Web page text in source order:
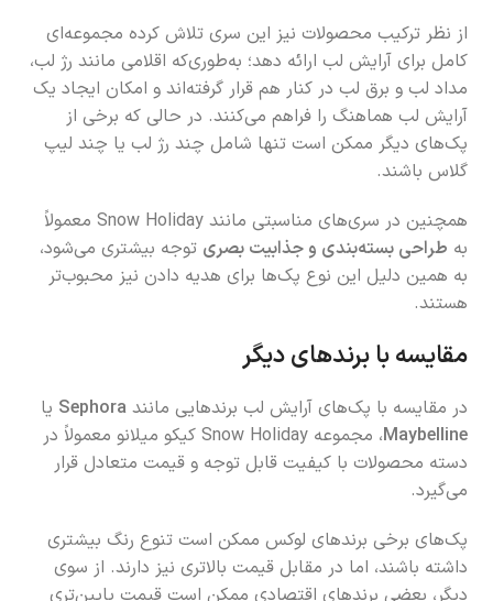
از نظر ترکیب محصولات نیز این سری تلاش کرده مجموعه‌ای
کامل برای آرایش لب ارائه دهد؛ به‌طوری‌که اقلامی مانند رژ لب،
مداد لب و برق لب در کنار هم قرار گرفته‌اند و امکان ایجاد یک
آرایش لب هماهنگ را فراهم می‌کنند. در حالی که برخی از
پک‌های دیگر ممکن است تنها شامل چند رژ لب یا چند لیپ
گلاس باشند.
همچنین در سری‌های مناسبتی مانند Snow Holiday معمولاً
به طراحی بسته‌بندی و جذابیت بصری توجه بیشتری می‌شود،
به همین دلیل این نوع پک‌ها برای هدیه دادن نیز محبوب‌تر
هستند.
مقایسه با برندهای دیگر
در مقایسه با پک‌های آرایش لب برندهایی مانندSephora یا
Maybelline
، مجموعه Snow Holiday کیکو میلانو معمولاً در
دسته محصولات با کیفیت قابل توجه و قیمت متعادل قرار
می‌گیرد.
پک‌های برخی برندهای لوکس ممکن است تنوع رنگ بیشتری
داشته باشند، اما در مقابل قیمت بالاتری نیز دارند. از سوی